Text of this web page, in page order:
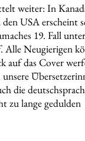
weiter: In
USA erscheint
19. Fall
. Alle Neugierigen
auf das Cover
die
zu lange gedulden